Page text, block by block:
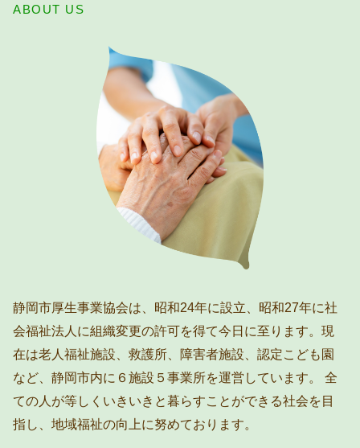
ABOUT US
静岡市厚生事業協会は、昭和24年に設立、昭和27年に社
会福祉法人に組織変更の許可を得て今日に至ります。現
在は老人福祉施設、救護所、障害者施設、認定こども園
など、静岡市内に６施設５事業所を運営しています。 全
ての人が等しくいきいきと暮らすことができる社会を目
指し、地域福祉の向上に努めております。